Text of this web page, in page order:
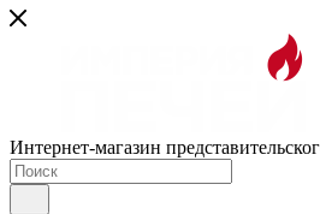
Интернет-магазин